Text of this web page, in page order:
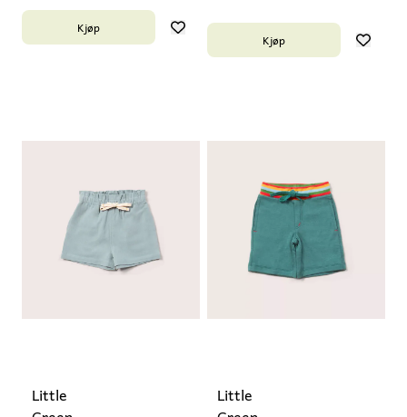
Kjøp
Kjøp
Little
Little